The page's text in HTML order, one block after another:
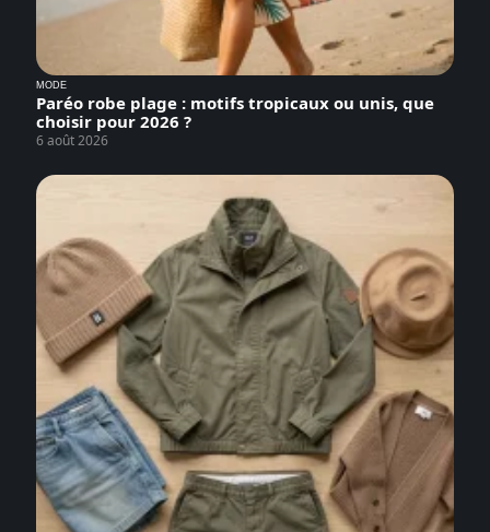
MODE
Paréo robe plage : motifs tropicaux ou unis, que
choisir pour 2026 ?
6 août 2026